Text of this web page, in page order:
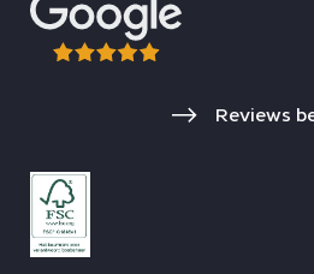
Reviews